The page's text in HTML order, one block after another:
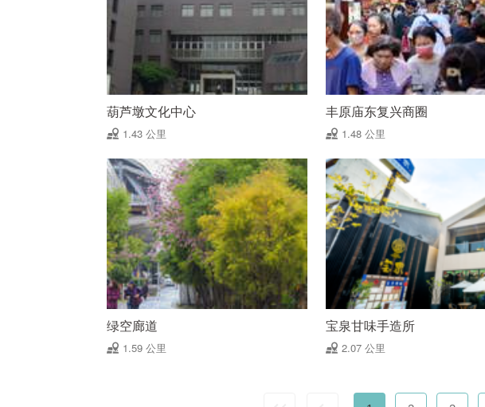
葫芦墩文化中心
1.43 公里
丰原庙东复兴商圈
1.48 公里
绿空廊道
1.59 公里
宝泉甘味手造所
2.07 公里